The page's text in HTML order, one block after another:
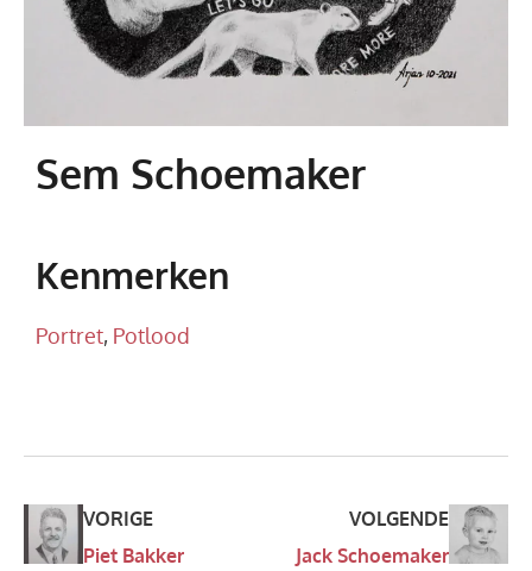
Sem Schoemaker
Kenmerken
Portret, Potlood
VORIGE
Piet Bakker
VOLGENDE
Jack Schoemaker